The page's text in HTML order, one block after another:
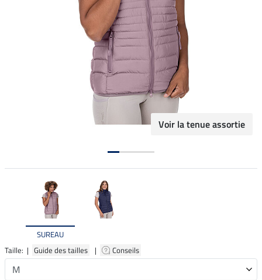
Voir la tenue assortie
SUREAU
Taille: | Guide des tailles | Conseils